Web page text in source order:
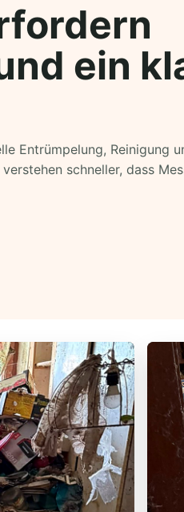
ein
Entrümpelung, Reinigung
schneller, dass